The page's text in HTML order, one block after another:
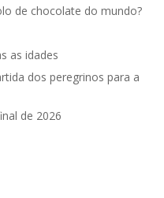
de chocolate do mundo?
as idades
dos peregrinos para a
de 2026